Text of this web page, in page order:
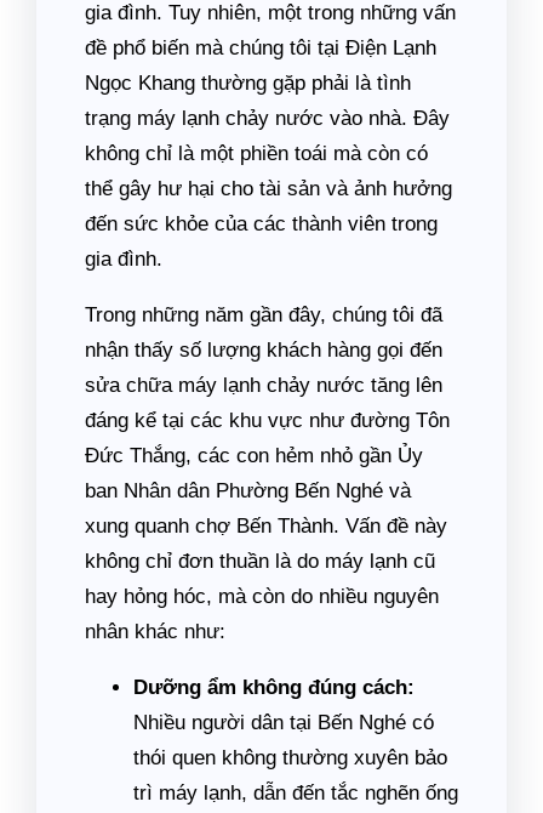
gia đình. Tuy nhiên, một trong những vấn
đề phổ biến mà chúng tôi tại Điện Lạnh
Ngọc Khang thường gặp phải là tình
trạng máy lạnh chảy nước vào nhà. Đây
không chỉ là một phiền toái mà còn có
thể gây hư hại cho tài sản và ảnh hưởng
đến sức khỏe của các thành viên trong
gia đình.
Trong những năm gần đây, chúng tôi đã
nhận thấy số lượng khách hàng gọi đến
sửa chữa máy lạnh chảy nước tăng lên
đáng kể tại các khu vực như đường Tôn
Đức Thắng, các con hẻm nhỏ gần Ủy
ban Nhân dân Phường Bến Nghé và
xung quanh chợ Bến Thành. Vấn đề này
không chỉ đơn thuần là do máy lạnh cũ
hay hỏng hóc, mà còn do nhiều nguyên
nhân khác như:
Dưỡng ẩm không đúng cách:
Nhiều người dân tại Bến Nghé có
thói quen không thường xuyên bảo
trì máy lạnh, dẫn đến tắc nghẽn ống